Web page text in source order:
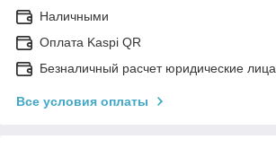
Наличными
Оплата Kaspi QR
Безналичный расчет юридические лица
Все условия оплаты